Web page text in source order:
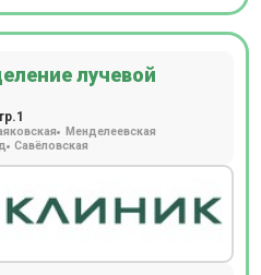
лучевой
Менделеевская
Савёловская